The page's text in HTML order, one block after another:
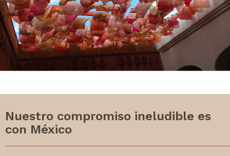
Nuestro compromiso ineludible es
con México